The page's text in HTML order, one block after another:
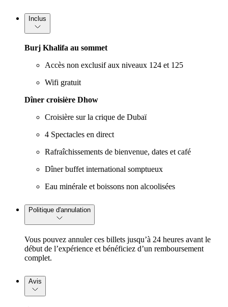
Inclus
Burj Khalifa au sommet
Accès non exclusif aux niveaux 124 et 125
Wifi gratuit
Dîner croisière Dhow
Croisière sur la crique de Dubaï
4 Spectacles en direct
Rafraîchissements de bienvenue, dates et café
Dîner buffet international somptueux
Eau minérale et boissons non alcoolisées
Politique d'annulation
Vous pouvez annuler ces billets jusqu’à 24 heures avant le
début de l’expérience et bénéficiez d’un remboursement
complet.
Avis